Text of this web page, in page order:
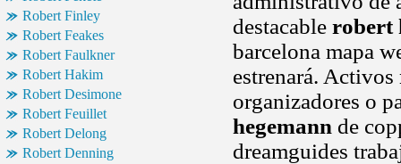
Robert Finley
Robert Feakes
Robert Faulkner
Robert Hakim
Robert Desimone
Robert Feuillet
Robert Delong
Robert Denning
destacable robert
barcelona mapa
estrenará. Activos
organizadores o
hegemann de
dreamguides